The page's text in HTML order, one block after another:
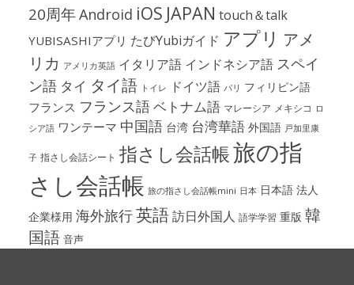
20周年Android iOS JAPAN touch＆talk
YUBISASHIアプリ たびYubiガイド アプリ アメ
リカ アメリカ英語 イタリア語 インドネシア語 スペイ
ン語 タイ タイ語 トイレ ドイツ語 パリ フィリピン語
フランス フランス語ベトナム語 マレーシア メキシコ ロ
シア語 ワンテーマ 中国語 台湾 台湾華語 外国語 戸加里康
子 指さし会話シート 指さし会話帳旅の指
さし会話帳 旅の指さし会話帳mini 日本 日本語 法人
企業様用 海外旅行英語訪日外国人 語学学習 重版 韓
国語 音声